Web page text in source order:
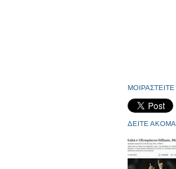
ΜΟΙΡΑΣΤΕΙΤΕ
ΔΕΙΤΕ ΑΚΟΜΑ